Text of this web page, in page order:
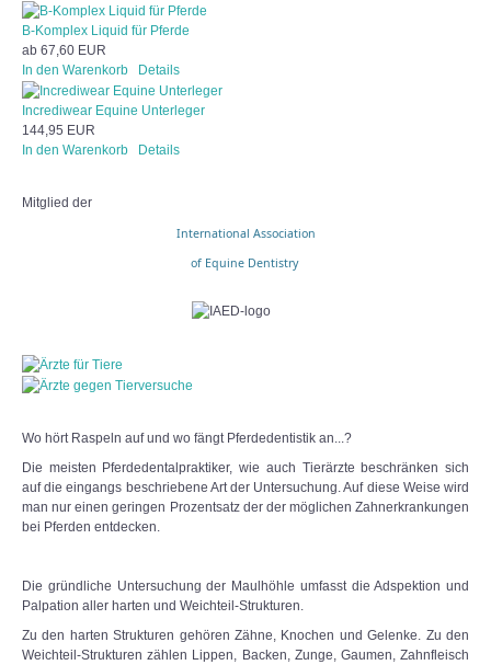
B-Komplex Liquid für Pferde
ab 67,60 EUR
In den Warenkorb
Details
Incrediwear Equine Unterleger
144,95 EUR
In den Warenkorb
Details
Mitglied der
International Association
of Equine Dentistry
Wo hört Raspeln auf und wo fängt Pferdedentistik an...?
Die meisten Pferdedentalpraktiker, wie auch Tierärzte beschränken sich
auf die eingangs beschriebene Art der Untersuchung. Auf diese Weise wird
man nur einen geringen Prozentsatz der der möglichen Zahnerkrankungen
bei Pferden entdecken.
Die gründliche Untersuchung der Maulhöhle umfasst die Adspektion und
Palpation aller harten und Weichteil-Strukturen.
Zu den harten Strukturen gehören Zähne, Knochen und Gelenke. Zu den
Weichteil-Strukturen zählen Lippen, Backen, Zunge, Gaumen, Zahnfleisch